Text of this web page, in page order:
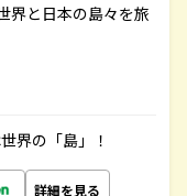
界と日本の島々を旅
界の「島」！
詳細を見る